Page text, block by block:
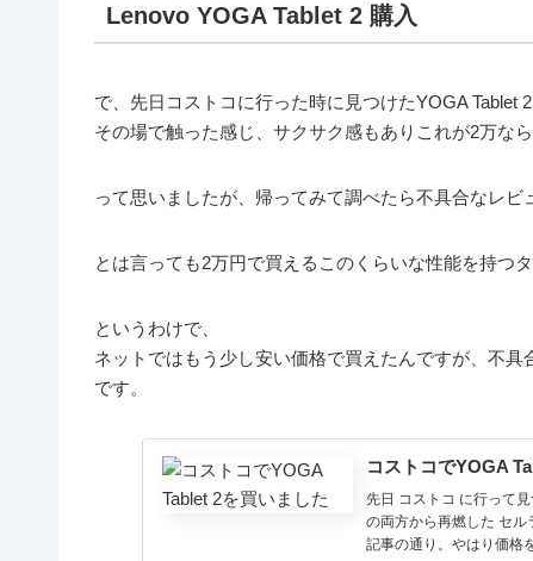
Lenovo YOGA Tablet 2 購入
で、先日コストコに行った時に見つけたYOGA Tablet 2
その場で触った感じ、サクサク感もありこれが2万な
って思いましたが、帰ってみて調べたら不具合なレビ
とは言っても2万円で買えるこのくらいな性能を持つ
というわけで、
ネットではもう少し安い価格で買えたんですが、不
です。
コストコでYOGA
先日 コストコ に行って
の両方から再燃した セ
記事の通り。やはり価格